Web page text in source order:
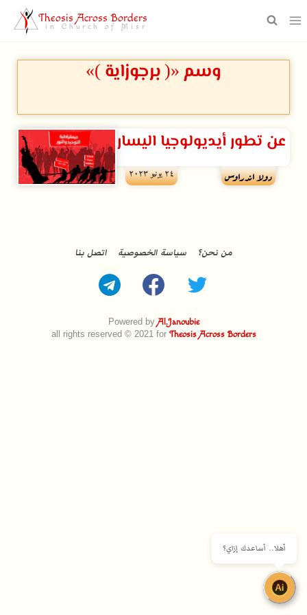
Theosis Across Borders
in Church of Misr
وسم «( برجوزاية )»
عن تطور أيديولوجيا اليسار
دولا اندراوس ۲٤ يونيو ۲۰۲۳
Powered byAl.Janoubie
all rights reserved © 2021 for Theosis Across Borders
من نحن؟ سياسة الخصوصية اتصل بنا
أهلا.. أساعدك إزاي؟